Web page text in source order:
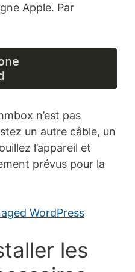
Apple. Par
n’est pas
un autre câble, un
l’appareil et
prévus pour la
les